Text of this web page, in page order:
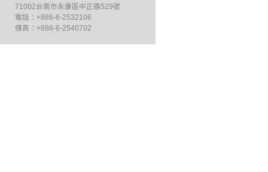
71002台南市永康區中正路529號
電話：+886-6-2532106
傳真：+886-6-2540702